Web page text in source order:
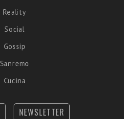
Reality
Social
Gossip
Sanremo
Cucina
NEWSLETTER